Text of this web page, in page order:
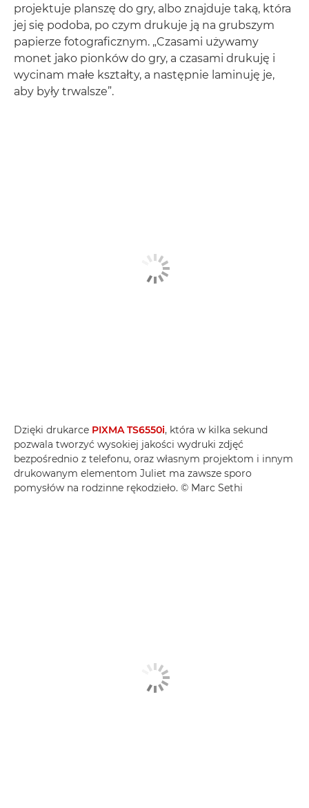
projektuje planszę do gry, albo znajduje taką, która
jej się podoba, po czym drukuje ją na grubszym
papierze fotograficznym. „Czasami używamy
monet jako pionków do gry, a czasami drukuję i
wycinam małe kształty, a następnie laminuję je,
aby były trwalsze”.
Dzięki drukarce PIXMA TS6550i, która w kilka sekund
pozwala tworzyć wysokiej jakości wydruki zdjęć
bezpośrednio z telefonu, oraz własnym projektom i innym
drukowanym elementom Juliet ma zawsze sporo
pomysłów na rodzinne rękodzieło. © Marc Sethi